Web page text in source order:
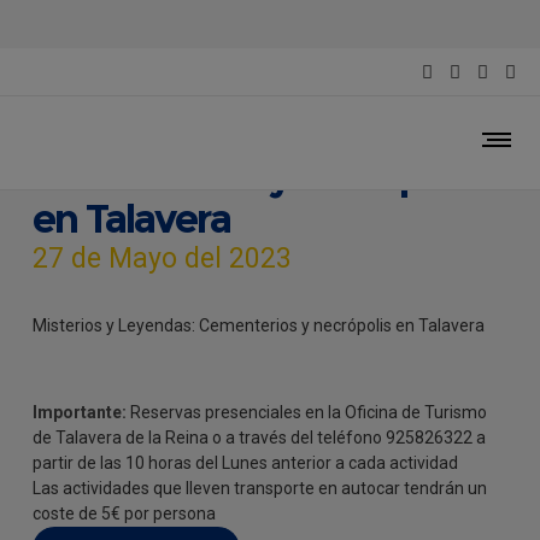
en Talavera
27 de Mayo del 2023
Misterios y Leyendas: Cementerios y necrópolis en Talavera
Importante: Reservas presenciales en la Oficina de Turismo
de Talavera de la Reina o a través del teléfono 925826322 a
partir de las 10 horas del Lunes anterior a cada actividad
Las actividades que lleven transporte en autocar tendrán un
coste de 5€ por persona